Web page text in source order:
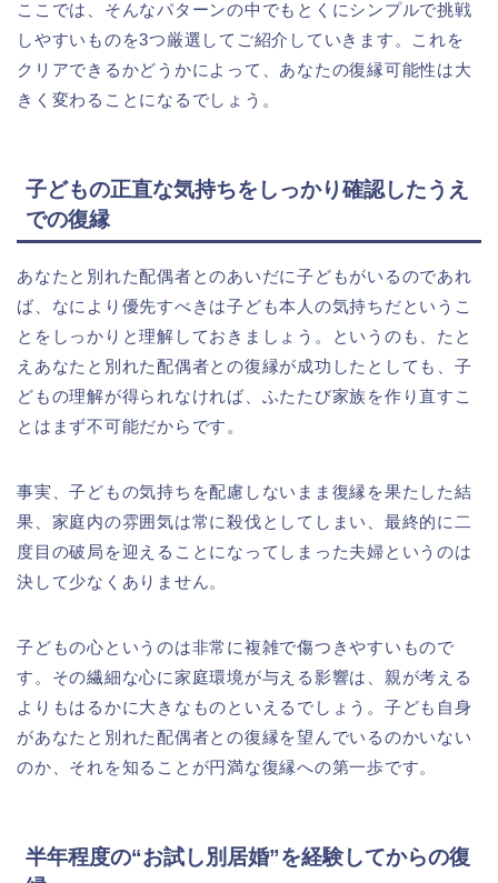
ここでは、そんなパターンの中でもとくにシンプルで挑戦
しやすいものを3つ厳選してご紹介していきます。これを
クリアできるかどうかによって、あなたの復縁可能性は大
きく変わることになるでしょう。
子どもの正直な気持ちをしっかり確認したうえ
での復縁
あなたと別れた配偶者とのあいだに子どもがいるのであれ
ば、なにより優先すべきは子ども本人の気持ちだというこ
とをしっかりと理解しておきましょう。というのも、たと
えあなたと別れた配偶者との復縁が成功したとしても、子
どもの理解が得られなければ、ふたたび家族を作り直すこ
とはまず不可能だからです。
事実、子どもの気持ちを配慮しないまま復縁を果たした結
果、家庭内の雰囲気は常に殺伐としてしまい、最終的に二
度目の破局を迎えることになってしまった夫婦というのは
決して少なくありません。
子どもの心というのは非常に複雑で傷つきやすいもので
す。その繊細な心に家庭環境が与える影響は、親が考える
よりもはるかに大きなものといえるでしょう。子ども自身
があなたと別れた配偶者との復縁を望んでいるのかいない
のか、それを知ることが円満な復縁への第一歩です。
半年程度の“お試し別居婚”を経験してからの復